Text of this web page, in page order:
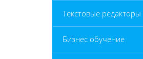
Текстовые редакторы
Бизнес обучение